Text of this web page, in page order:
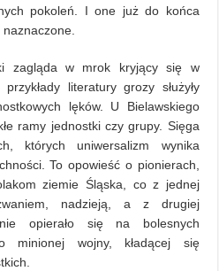
pokoleń. I one już do końca
zagląda w mrok kryjący się w
literatury grozy służyły
lęków. U Bielawskiego
ramy jednostki czy grupy. Sięga
których uniwersalizm wynika
To opowieść o pionierach,
ziemie Śląska, co z jednej
nadzieją, a z drugiej
opierało się na bolesnych
minionej wojny, kładącej się